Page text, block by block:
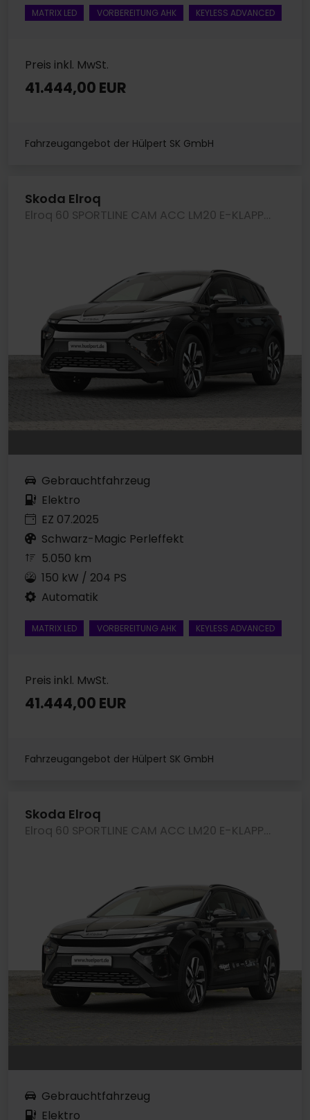
MATRIX LED VORBEREITUNG AHK KEYLESS ADVANCED
Preis inkl. MwSt.
41.444,00 EUR
Fahrzeugangebot der Hülpert SK GmbH
Skoda Elroq
Elroq 60 SPORTLINE CAM ACC LM20 E-KLAPPE NAVI
Gebrauchtfahrzeug
Elektro
EZ 07.2025
Schwarz-Magic Perleffekt
5.050 km
150 kW / 204 PS
Automatik
MATRIX LED VORBEREITUNG AHK KEYLESS ADVANCED
Preis inkl. MwSt.
41.444,00 EUR
Fahrzeugangebot der Hülpert SK GmbH
Skoda Elroq
Elroq 60 SPORTLINE CAM ACC LM20 E-KLAPPE NAVI
Gebrauchtfahrzeug
Elektro